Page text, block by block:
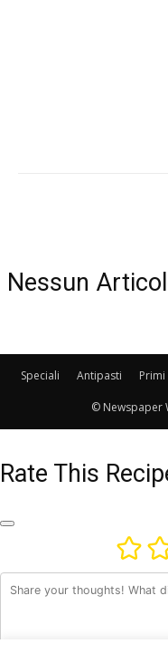
Nessun
Speciali Antipasti Primi
© Newspaper
Rate This